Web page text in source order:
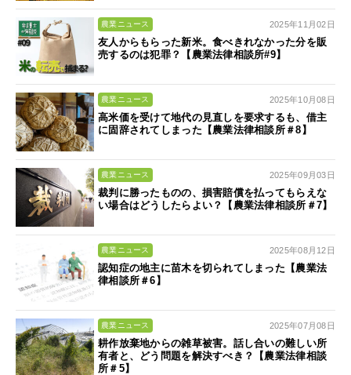
農業ニュース 2025年11月02日
友人からもらった新米。食べきれなかった分を販
売するのは犯罪？【農業法律相談所#9】
農業ニュース 2025年10月08日
高米価を受けて地代の見直しを要求するも、借主
に固辞されてしまった【農業法律相談所＃8】
農業ニュース 2025年09月03日
裁判に勝ったものの、損害賠償を払ってもらえな
い場合はどうしたらよい？【農業法律相談所＃7】
農業ニュース 2025年08月12日
認知症の地主に苗木を切られてしまった【農業法
律相談所＃6】
農業ニュース 2025年07月08日
耕作放棄地からの雑草被害。話し合いの難しい所
有者と、どう問題を解決すべき？【農業法律相談
所＃5】